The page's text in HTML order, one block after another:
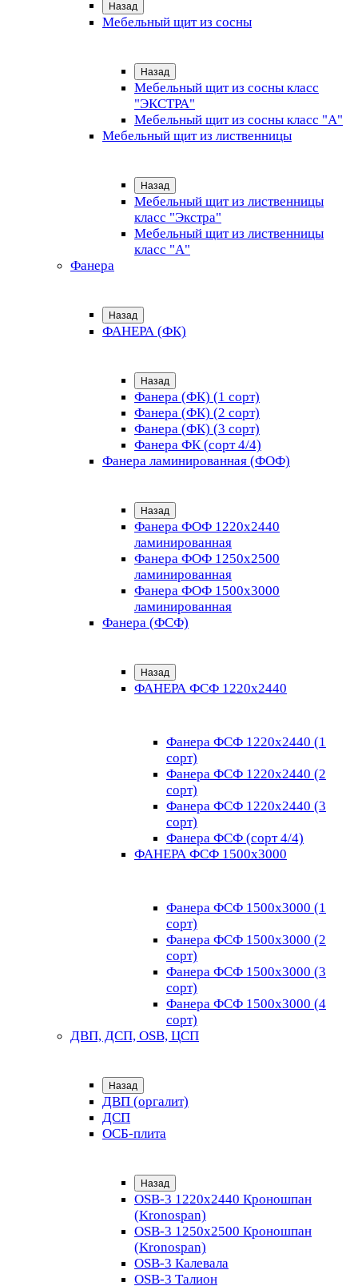
Назад
Мебельный щит из сосны
Назад
Мебельный щит из сосны класс
"ЭКСТРА"
Мебельный щит из сосны класс "А"
Мебельный щит из лиственницы
Назад
Мебельный щит из лиственницы
класс "Экстра"
Мебельный щит из лиственницы
класс "А"
Фанера
Назад
ФАНЕРА (ФК)
Назад
Фанера (ФК) (1 сорт)
Фанера (ФК) (2 сорт)
Фанера (ФК) (3 сорт)
Фанера ФК (сорт 4/4)
Фанера ламинированная (ФОФ)
Назад
Фанера ФОФ 1220x2440
ламинированная
Фанера ФОФ 1250x2500
ламинированная
Фанера ФОФ 1500x3000
ламинированная
Фанера (ФСФ)
Назад
ФАНЕРА ФСФ 1220х2440
Фанера ФСФ 1220х2440 (1
сорт)
Фанера ФСФ 1220х2440 (2
сорт)
Фанера ФСФ 1220х2440 (3
сорт)
Фанера ФСФ (сорт 4/4)
ФАНЕРА ФСФ 1500х3000
Фанера ФСФ 1500х3000 (1
сорт)
Фанера ФСФ 1500х3000 (2
сорт)
Фанера ФСФ 1500х3000 (3
сорт)
Фанера ФСФ 1500х3000 (4
сорт)
ДВП, ДСП, OSB, ЦСП
Назад
ДВП (оргалит)
ДСП
ОСБ-плита
Назад
OSB-3 1220х2440 Кроношпан
(Kronospan)
OSB-3 1250х2500 Кроношпан
(Kronospan)
OSB-3 Калевала
OSB-3 Талион